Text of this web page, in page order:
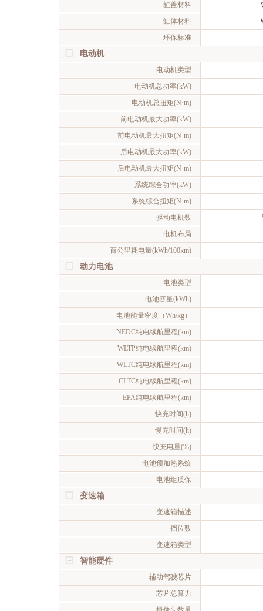
缸盖材料
缸体材料
环保标准
电动机
电动机类型
电动机总功率(kW)
电动机总扭矩(N·m)
前电动机最大功率(kW)
前电动机最大扭矩(N·m)
后电动机最大功率(kW)
后电动机最大扭矩(N·m)
系统综合功率(kW)
系统综合扭矩(N·m)
驱动电机数
电机布局
百公里耗电量(kWh/100km)
动力电池
电池类型
电池容量(kWh)
电池能量密度（Wh/kg）
NEDC纯电续航里程(km)
WLTP纯电续航里程(km)
WLTC纯电续航里程(km)
CLTC纯电续航里程(km)
EPA纯电续航里程(km)
快充时间(h)
慢充时间(h)
快充电量(%)
电池预加热系统
电池组质保
变速箱
变速箱描述
挡位数
变速箱类型
智能硬件
辅助驾驶芯片
芯片总算力